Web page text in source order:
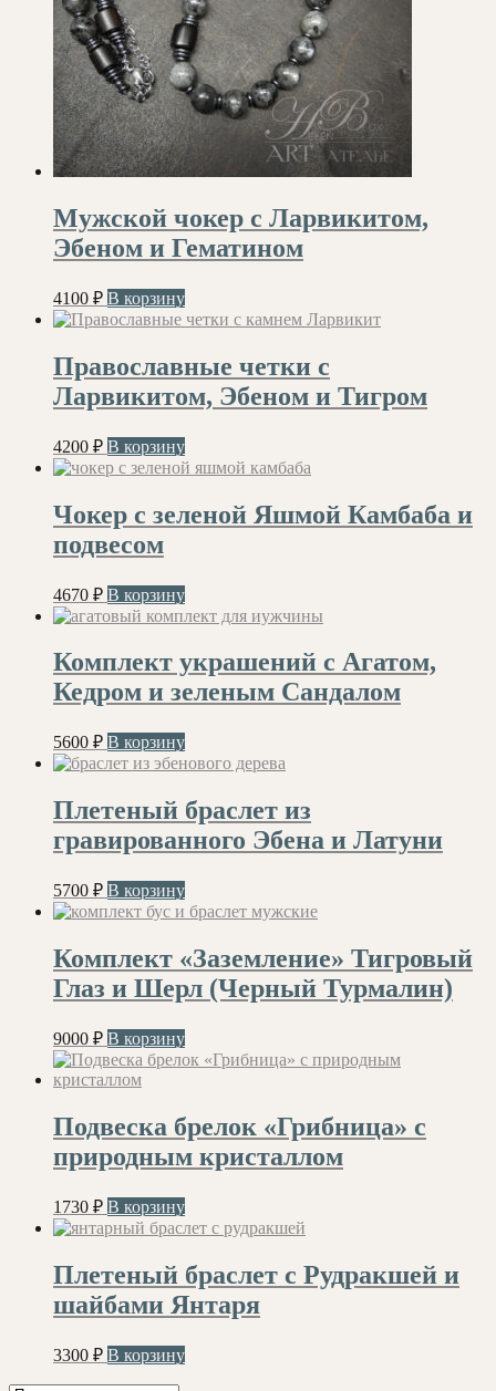
Мужской чокер с Ларвикитом,
Эбеном и Гематином
4100 ₽ В корзину
Православные четки с
Ларвикитом, Эбеном и Тигром
4200 ₽ В корзину
Чокер с зеленой Яшмой Камбаба и
подвесом
4670 ₽ В корзину
Комплект украшений с Агатом,
Кедром и зеленым Сандалом
5600 ₽ В корзину
Плетеный браслет из
гравированного Эбена и Латуни
5700 ₽ В корзину
Комплект «Заземление» Тигровый
Глаз и Шерл (Черный Турмалин)
9000 ₽ В корзину
Подвеска брелок «Грибница» с
природным кристаллом
1730 ₽ В корзину
Плетеный браслет с Рудракшей и
шайбами Янтаря
3300 ₽ В корзину